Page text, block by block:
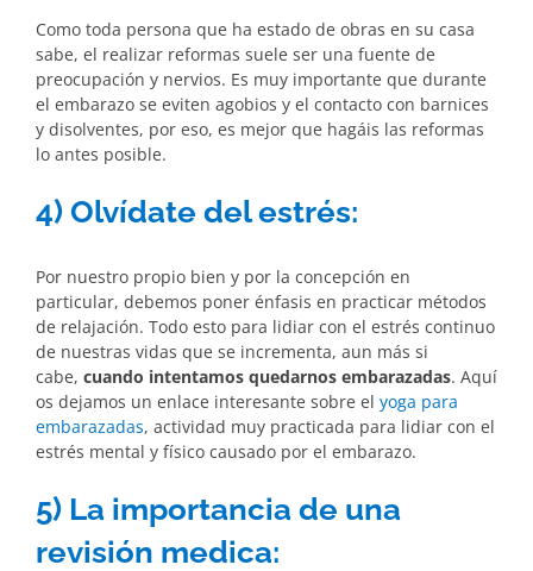
Como toda persona que ha estado de obras en su casa
sabe, el realizar reformas suele ser una fuente de
preocupación y nervios. Es muy importante que durante
el embarazo se eviten agobios y el contacto con barnices
y disolventes, por eso, es mejor que hagáis las reformas
lo antes posible.
4) Olvídate del estrés:
Por nuestro propio bien y por la concepción en
particular, debemos poner énfasis en practicar métodos
de relajación. Todo esto para lidiar con el estrés continuo
de nuestras vidas que se incrementa, aun más si
cabe, cuando intentamos quedarnos embarazadas. Aquí
os dejamos un enlace interesante sobre el yoga para
embarazadas, actividad muy practicada para lidiar con el
estrés mental y físico causado por el embarazo.
5) La importancia de una
revisión medica: